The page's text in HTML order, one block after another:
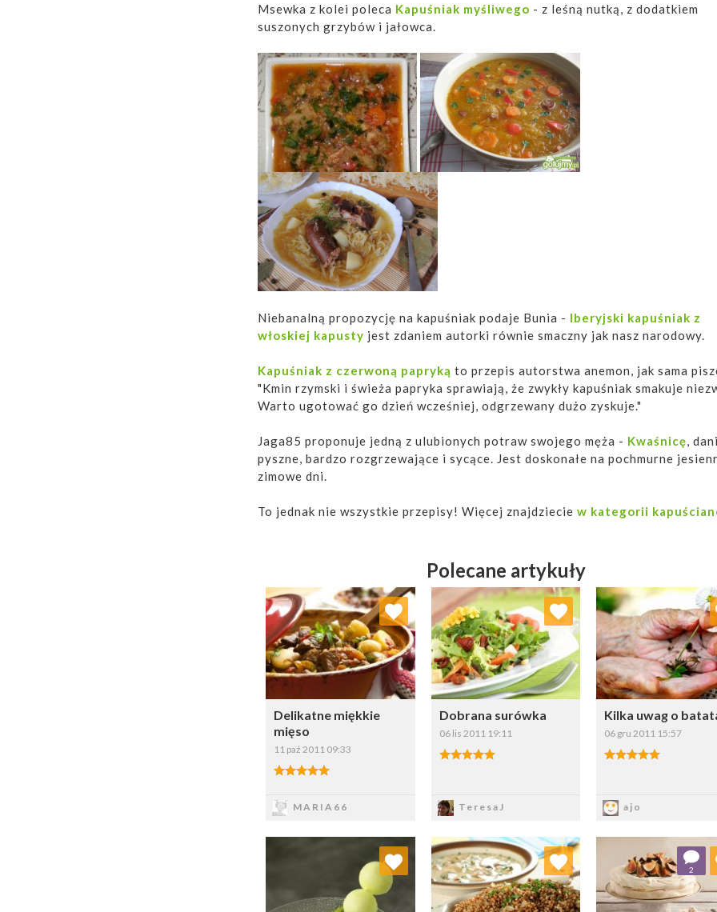
Msewka z kolei poleca Kapuśniak myśliwego - z leśną nutką, z dodatkiem
suszonych grzybów i jałowca.
Niebanalną propozycję na kapuśniak podaje Bunia - Iberyjski kapuśniak z
włoskiej kapusty jest zdaniem autorki równie smaczny jak nasz narodowy.
Kapuśniak z czerwoną papryką to przepis autorstwa anemon, jak sama
"Kmin rzymski i świeża papryka sprawiają, że zwykły kapuśniak smakuje
Warto ugotować go dzień wcześniej, odgrzewany dużo zyskuje."
Jaga85 proponuje jedną z ulubionych potraw swojego męża - Kwaśnicę ,
pyszne, bardzo rozgrzewające i sycące. Jest doskonałe na pochmurne
zimowe dni.
To jednak nie wszystkie przepisy! Więcej znajdziecie w kategorii
Polecane artykuły
Delikatne miękkie
mięso
11 paź 2011 09:33
5.00/5
MARIA66
Dodaj do ulubionych
Wybierz listę:
Dobrana surówka
06 lis 2011 19:11
5.00/5
TeresaJ
Dodaj do ulubionych
Wybierz listę:
Kilka uwag o
06 gru 2011 15:57
5.00/5
ajo
Dodaj do
Wybierz
Dodaj do ulubionych
Wybierz listę:
Dodaj do ulubionych
Wybierz listę:
2
Dodaj do
Wybierz